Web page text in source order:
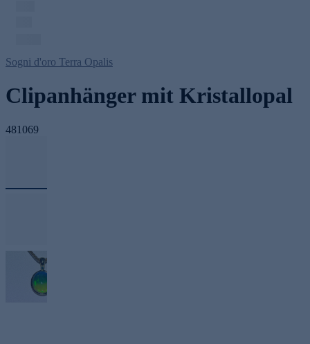
Sogni d'oro Terra Opalis
Clipanhänger mit Kristallopal
481069